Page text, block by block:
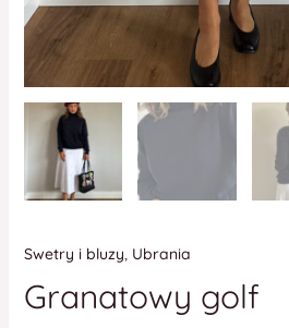
Swetry i bluzy, Ubrania
Granatowy golf